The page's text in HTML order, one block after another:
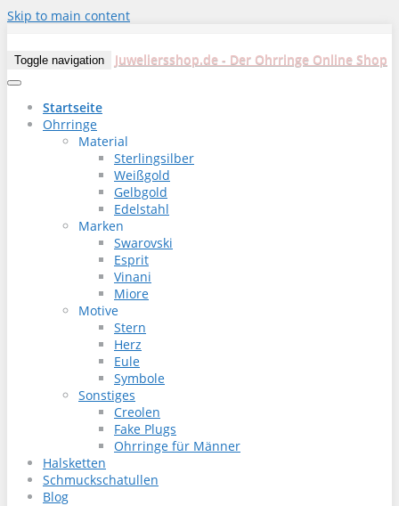
Skip to main content
Toggle navigation Juweliersshop.de - Der Ohrringe Online Shop
Startseite
Ohrringe
Material
Sterlingsilber
Weißgold
Gelbgold
Edelstahl
Marken
Swarovski
Esprit
Vinani
Miore
Motive
Stern
Herz
Eule
Symbole
Sonstiges
Creolen
Fake Plugs
Ohrringe für Männer
Halsketten
Schmuckschatullen
Blog